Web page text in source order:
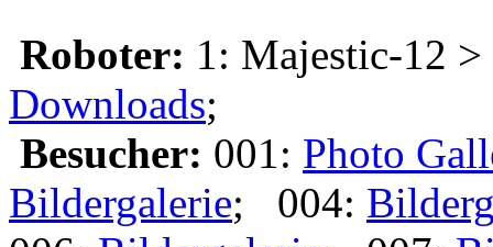
Roboter: 1: Majestic-12 >
Downloads;
Besucher: 001: Photo
Bildergalerie; 004: